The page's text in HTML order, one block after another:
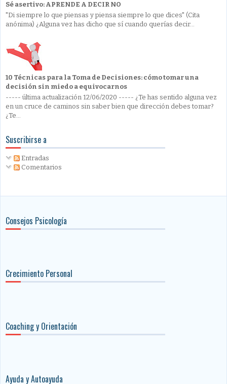
Sé asertivo: APRENDE A DECIR NO
"Di siempre lo que piensas y piensa siempre lo que dices" (Cita
anónima) ¿Alguna vez has dicho que sí cuando querías decir...
10 Técnicas para la Toma de Decisiones: cómo tomar una
decisión sin miedo a equivocarnos
----- última actualización 12/06/2020 ----- ¿Te has sentido alguna vez
en un cruce de caminos sin saber bien que dirección debes tomar?
¿Te...
Suscribirse a
Entradas
Comentarios
Consejos Psicología
Crecimiento Personal
Coaching y Orientación
Ayuda y Autoayuda